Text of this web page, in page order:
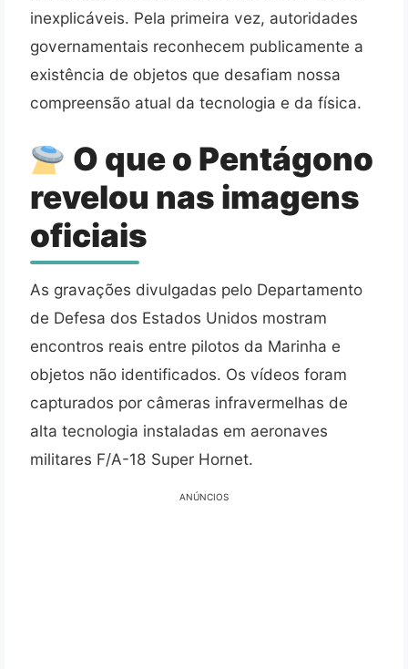
inexplicáveis. Pela primeira vez, autoridades
governamentais reconhecem publicamente a
existência de objetos que desafiam nossa
compreensão atual da tecnologia e da física.
O que o Pentágono
revelou nas imagens
oficiais
As gravações divulgadas pelo Departamento
de Defesa dos Estados Unidos mostram
encontros reais entre pilotos da Marinha e
objetos não identificados. Os vídeos foram
capturados por câmeras infravermelhas de
alta tecnologia instaladas em aeronaves
militares F/A-18 Super Hornet.
ANÚNCIOS